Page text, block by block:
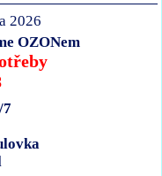
OZONem